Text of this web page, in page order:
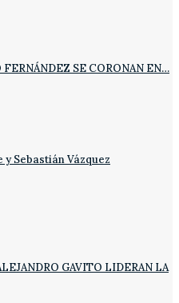
FERNÁNDEZ SE CORONAN EN…
Sebastián Vázquez
GAVITO LIDERAN LA